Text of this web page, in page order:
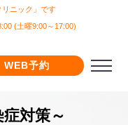
ニック」です
(土曜9:00～17:00)
WEB予約
対策～